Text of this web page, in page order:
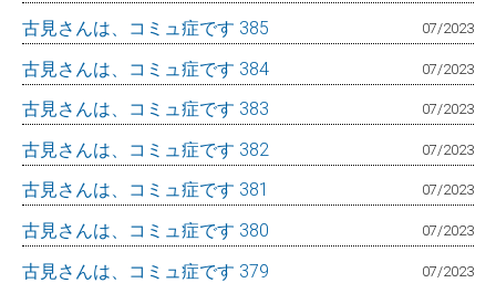
古見さんは、コミュ症です 385 07/2023
古見さんは、コミュ症です 384 07/2023
古見さんは、コミュ症です 383 07/2023
古見さんは、コミュ症です 382 07/2023
古見さんは、コミュ症です 381 07/2023
古見さんは、コミュ症です 380 07/2023
古見さんは、コミュ症です 379 07/2023